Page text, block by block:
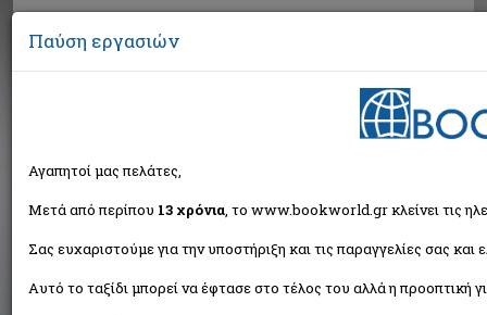
Βιβλία στην κατηγορία
Παιδικά - Εφηβικά
Παύση εργασιών
Αγαπητοί μας πελάτες,
Μετά από περίπου 13 χρόνια, το www.bookworld.gr κλείνει τις
Σας ευχαριστούμε για την υποστήριξη και τις παραγγελίες σας
Αυτό το ταξίδι μπορεί να έφτασε στο τέλος του αλλά η προοπτική